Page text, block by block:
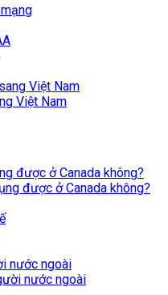
Việt Nam
được ở Canada không?
nước ngoài